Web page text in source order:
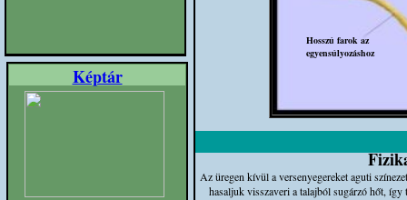
Képtár
Hosszú farok az
egyensúlyozáshoz
Az üregen kívül a versenyegereket aguti
hasaljuk visszaveri a talajból sugárzó hőt,